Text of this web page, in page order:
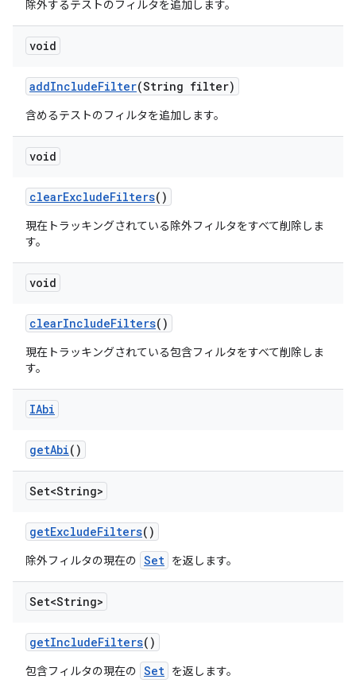
除外するテストのフィルタを追加します。
void
addIncludeFilter(String filter)
含めるテストのフィルタを追加します。
void
clearExcludeFilters()
現在トラッキングされている除外フィルタをすべて削除しま
す。
void
clearIncludeFilters()
現在トラッキングされている包含フィルタをすべて削除しま
す。
IAbi
getAbi()
Set<String>
getExcludeFilters()
除外フィルタの現在の Set を返します。
Set<String>
getIncludeFilters()
包含フィルタの現在の Set を返します。